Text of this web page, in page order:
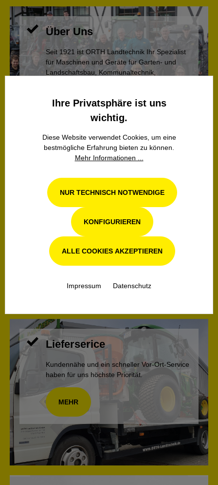
Über Uns
Seit 1921 ist ORTH Landtechnik Ihr Spezialist
für Maschinen und Geräte für Garten- und
Landschaftsbau, Kommunaltechnik,
Werkstatt Service
Egal ob es um einen Kommunaltraktor,
Hoftrac, Motorsäge oder Holzhacker geht – wir
stehen Ihnen auch nach dem Kauf mit Rat und
Tat zur Seite und reparieren auf Wunsch
fachgerecht.
Lieferserice
Kundennähe und ein schneller Vor-Ort-Service
haben für uns höchste Priorität.
MEHR
Ihre Privatsphäre ist uns
wichtig.
Diese Website verwendet Cookies, um eine
bestmögliche Erfahrung bieten zu können.
Mehr Informationen ...
NUR TECHNISCH NOTWENDIGE
KONFIGURIEREN
ALLE COOKIES AKZEPTIEREN
Impressum Datenschutz